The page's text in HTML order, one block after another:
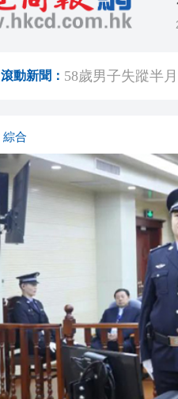
滾動新聞：
58歲男子失蹤半
人行據報正增加
中國7月以美元計
有片丨SpaceX
宏福苑大火｜跨
美國總統特朗普
綜合